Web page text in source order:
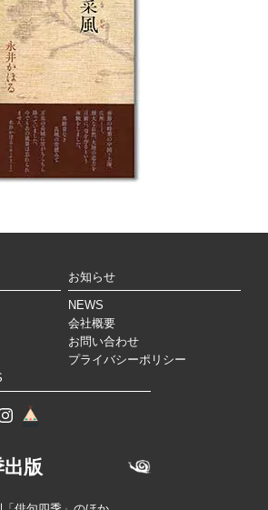
版
お知らせ
NEWS
会社概要
お問い合わせ
プライバシーポリシー